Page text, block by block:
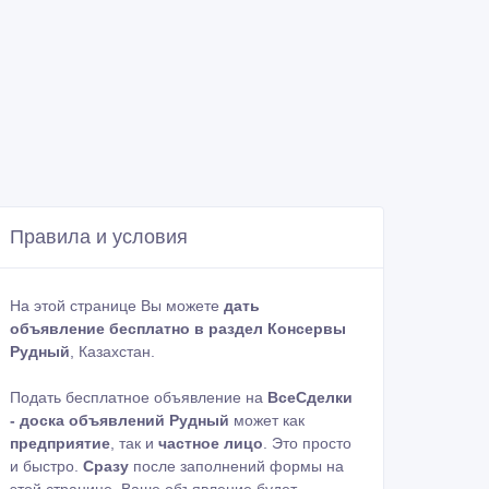
Правила и условия
На этой странице Вы можете дать
объявление бесплатно в раздел Консервы
Рудный, Казахстан.
Подать бесплатное объявление на ВсеСделки
- доска объявлений Рудный может как
предприятие, так и частное лицо. Это просто
и быстро. Сразу после заполнений формы на